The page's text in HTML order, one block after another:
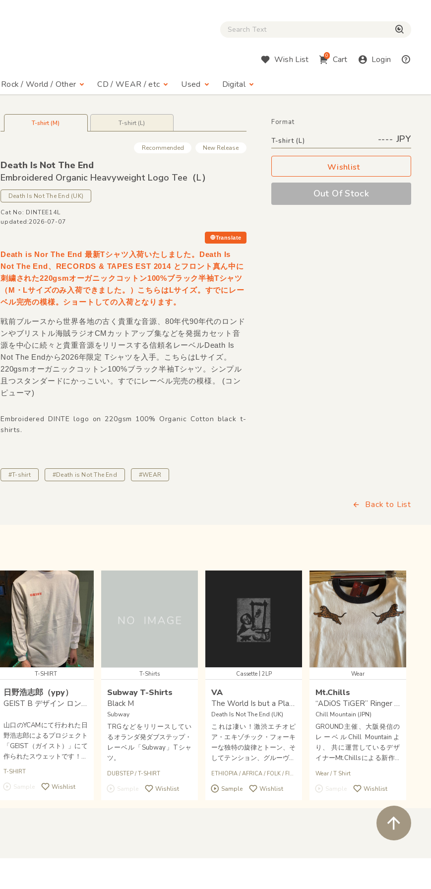
Close Search box
Wish List 0 Cart Login
Rock / World / Other CD / WEAR / etc Used Digital
T-shirt (M) T-shirt (L)
Recommended New Release
Death Is Not The End
Embroidered Organic Heavyweight Logo Tee（L）
Death Is Not The End (UK)
Cat No: DINTEE14L
updated:2026-07-07
Translate
Format
T-shirt (L) ---- JPY
Wishlist
Out Of Stock
Death is Nor The End 最新Tシャツ入荷いたしました。Death Is
Not The End、RECORDS & TAPES EST 2014 とフロント真ん中に
刺繍された220gsmオーガニックコットン100%ブラック半袖Tシャツ
（M・Lサイズのみ入荷できました。）こちらはLサイズ。すでにレー
ベル完売の模様。ショートしての入荷となります。
戦前ブルースから世界各地の古く貴重な音源、80年代90年代のロンド
ンやブリストル海賊ラジオCMカットアップ集などを発掘カセット音
源を中心に続々と貴重音源をリリースする信頼名レーベルDeath Is
Not The Endから2026年限定 Tシャツを入手。こちらはLサイズ。
220gsmオーガニックコットン100%ブラック半袖Tシャツ。シンプル
且つスタンダードにかっこいい。すでにレーベル完売の模様。 (コン
ピューマ)
Embroidered DINTE logo on 220gsm 100% Organic Cotton black t-
shirts.
#T-shirt #Death is Not The End #WEAR
Back to List
T-SHIRT
日野浩志郎（ypy）
GEIST B デザイン ロングTシャツ XL-size
山口のYCAMにて行われた日
野浩志郎によるプロジェクト
「GEIST（ガイスト）」にて
作られたスウェットです！表
胸、バックプリント有り。
T-SHIRT
Sample Wishlist
T-Shirts
Subway T-Shirts
Black M
Subway
TRGなどをリリースしてい
るオランダ発ダブステップ・
レーベル「Subway」Tシャ
ツ。
DUBSTEP /T-SHIRT
Sample Wishlist
Cassette| 2LP
VA
The World Is but a Place of Survival: Ethiopian Begena Songs
Death Is Not The End (UK)
これは凄い！激渋エチオピ
ア・エキゾチック・フォーキ
ーな独特の旋律とトーン、そ
してテンション、グルーヴ、
アムハラ族で長年にわたり奏
でられてきた10本の弦を持
ETHIOPIA /AFRICA / FOLK / FIELD RECORDING
Sample Wishlist
Wear
Mt.Chills
“ADiOS TiGER” Ringer T-shirts Black&White Size L
Chill Mountain (JPN)
GROUND主催、大阪発信の
レーベルChill Mountainよ
り、 共に運営しているデザ
イナーMt.Chillsによる新作T
Wear /T Shirt
Sample Wishlist